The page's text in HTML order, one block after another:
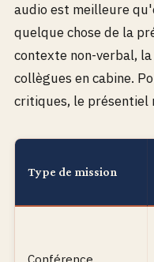
audio est meilleure
quelque chose de la
contexte non-verbal,
collègues en cabine.
critiques, le présentiel
Type de mission